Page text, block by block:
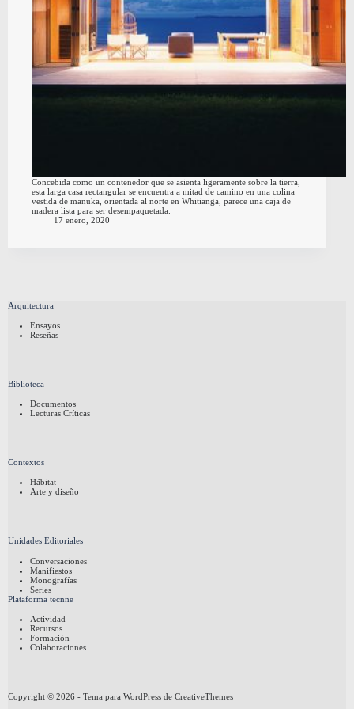
Concebida como un contenedor que se asienta ligeramente sobre la tierra,
esta larga casa rectangular se encuentra a mitad de camino en una colina
vestida de manuka, orientada al norte en Whitianga, parece una caja de
madera lista para ser desempaquetada.
17 enero, 2020
Arquitectura
Ensayos
Reseñas
Biblioteca
Documentos
Lecturas Críticas
Contextos
Hábitat
Arte y diseño
Unidades Editoriales
Conversaciones
Manifiestos
Monografías
Series
Plataforma tecnne
Actividad
Recursos
Formación
Colaboraciones
Copyright © 2026 - Tema para WordPress de CreativeThemes